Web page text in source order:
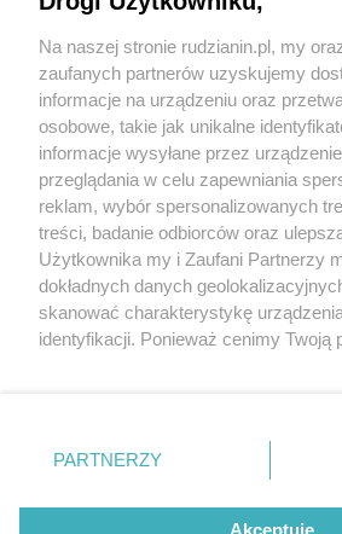
2 / 0
Wydawca mediów
Nie zapomnij
zapoznać się z:
polityką prywatności regulamin
Twojemiasto
Piekary Śląskie
Chorzów
Tarnowskie Góry
Gliwice
Kontakt
Na naszej stronie rudzianin.pl, my
zaufanych partnerów uzyskujemy
informacje na urządzeniu oraz
osobowe, takie jak unikalne
informacje wysyłane przez
przeglądania w celu zapewniania
reklam, wybór spersonalizowanych
treści, badanie odbiorców oraz
Użytkownika my i Zaufani Partnerzy
dokładnych danych
skanować charakterystykę
identyfikacji. Ponieważ cenimy Twoją
prywatności znajdujący się w lewym
. Niektóre rodzaje przetwarzania
zgody użytkownika, ale masz prawo
takiemu przetwarzaniu. Preferencje
PARTNERZY
Akceptuję